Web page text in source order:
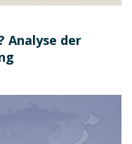
Analyse der